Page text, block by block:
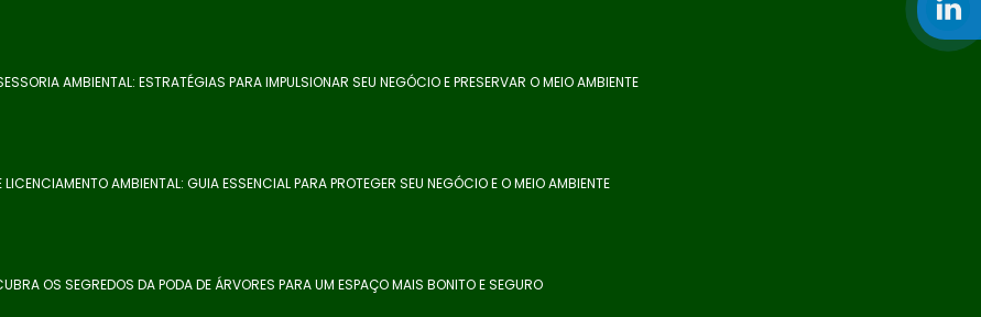
AMBIENTAL: ESTRATÉGIAS PARA IMPULSIONAR SEU NEGÓCIO E PRESERVAR O MEIO AMBIENTE
AMBIENTAL: GUIA ESSENCIAL PARA PROTEGER SEU NEGÓCIO E O MEIO AMBIENTE
OS SEGREDOS DA PODA DE ÁRVORES PARA UM ESPAÇO MAIS BONITO E SEGURO